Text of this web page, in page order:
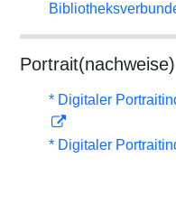
Portrait(nachweise)
* Digitaler
* Digitaler